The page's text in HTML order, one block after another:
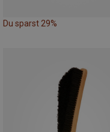
Du sparst 29%